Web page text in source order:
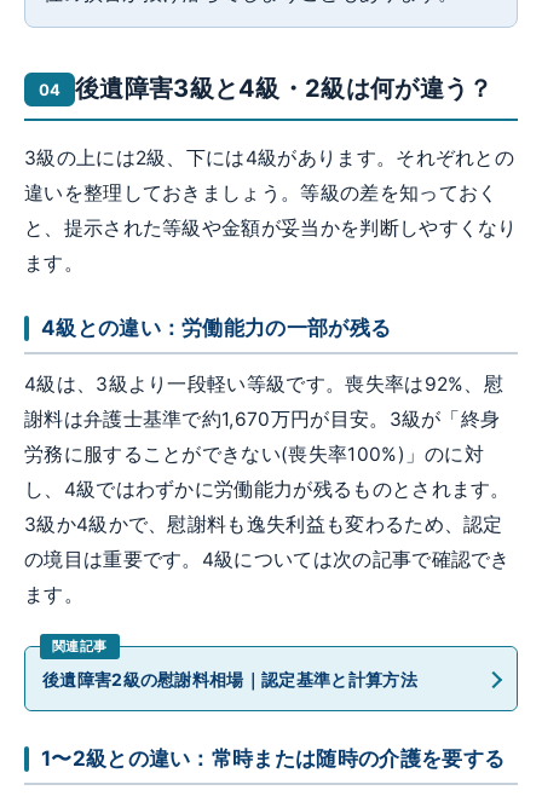
後遺障害3級と4級・2級は何が違う？
3級の上には2級、下には4級があります。それぞれとの
違いを整理しておきましょう。等級の差を知っておく
と、提示された等級や金額が妥当かを判断しやすくなり
ます。
4級との違い：労働能力の一部が残る
4級は、3級より一段軽い等級です。喪失率は92%、慰
謝料は弁護士基準で約1,670万円が目安。3級が「終身
労務に服することができない(喪失率100%)」のに対
し、4級ではわずかに労働能力が残るものとされます。
3級か4級かで、慰謝料も逸失利益も変わるため、認定
の境目は重要です。4級については次の記事で確認でき
ます。
後遺障害2級の慰謝料相場｜認定基準と計算方法
1〜2級との違い：常時または随時の介護を要する